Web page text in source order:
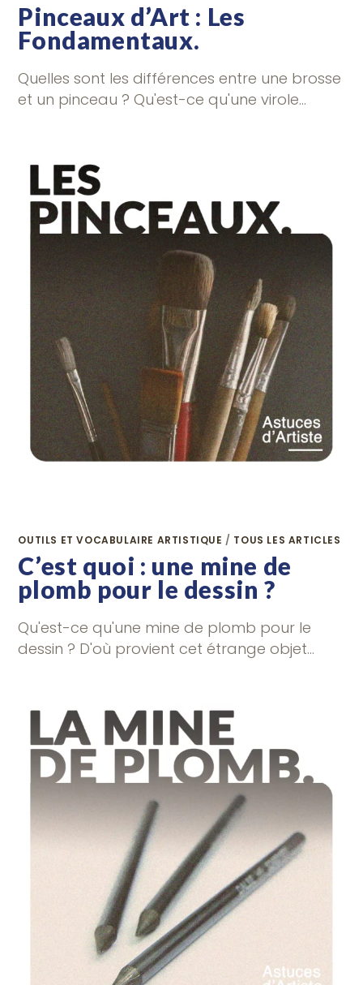
Pinceaux d’Art : Les
Fondamentaux.
Quelles sont les différences entre une brosse
et un pinceau ? Qu'est-ce qu'une virole…
OUTILS ET VOCABULAIRE ARTISTIQUE / TOUS LES ARTICLES
C’est quoi : une mine de
plomb pour le dessin ?
Qu'est-ce qu'une mine de plomb pour le
dessin ? D'où provient cet étrange objet…